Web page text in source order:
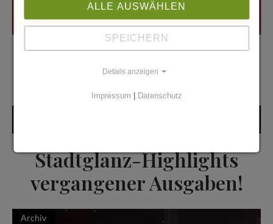
Stadtglanz-Highlights
vergangener Ausgaben!
Archiv
ALLE AUSWÄHLEN
SPEICHERN
Details anzeigen
Impressum | Datenschutz